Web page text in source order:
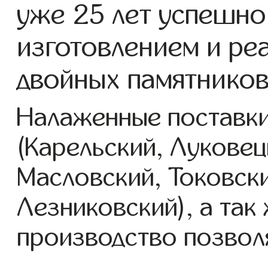
уже 25 лет
изготовлением и
двойных
Налаженные
(Карельский,
Масловский,
Лезниковский), а
производство